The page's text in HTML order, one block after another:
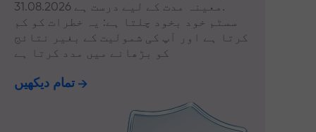
معینہ مدت کے لیے درست ہے 31.08.2026.
سسٹم خود بخود چلتا ہے: یہ خطرات کو کم
کرتا ہے اور آپ کی شمولیت کے بغیر نتائج
کو بڑھانے میں مدد کرتا ہے
تمام دیکھیں